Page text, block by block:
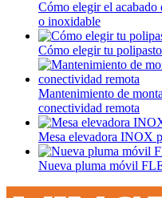
Cómo elegir el
o inoxidable
Cómo elegir tu
Mantenimiento de
conectividad remota
Mesa elevadora INOX
Nueva pluma móvil